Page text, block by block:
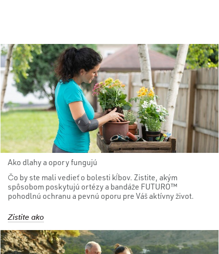
Ako dlahy a opory fungujú
Čo by ste mali vedieť o bolesti kĺbov. Zistite, akým
spôsobom poskytujú ortézy a bandáže FUTURO™
pohodlnú ochranu a pevnú oporu pre Váš aktívny život.
Zistite ako